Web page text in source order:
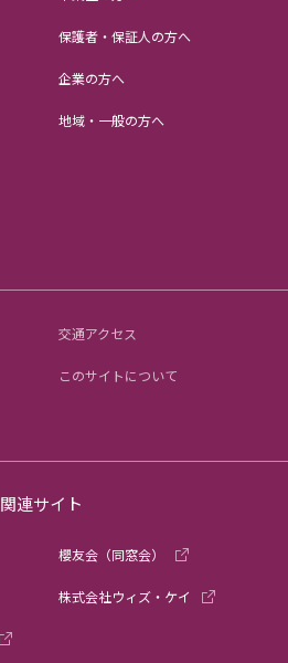
保護者・保証人の方へ
企業の方へ
地域・一般の方へ
交通アクセス
このサイトについて
関連サイト
櫻友会（同窓会）
株式会社ウィズ・ケイ